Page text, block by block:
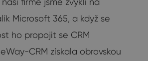
Microsoft 365, a když se
ho propojit se CRM
CRM získala obrovskou